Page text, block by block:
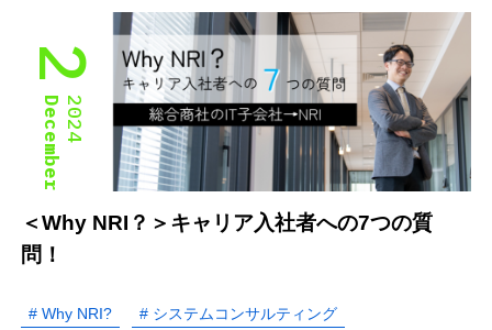
2
2024
December
＜Why NRI？＞キャリア入社者への7つの質
問！
# Why NRI? # システムコンサルティング